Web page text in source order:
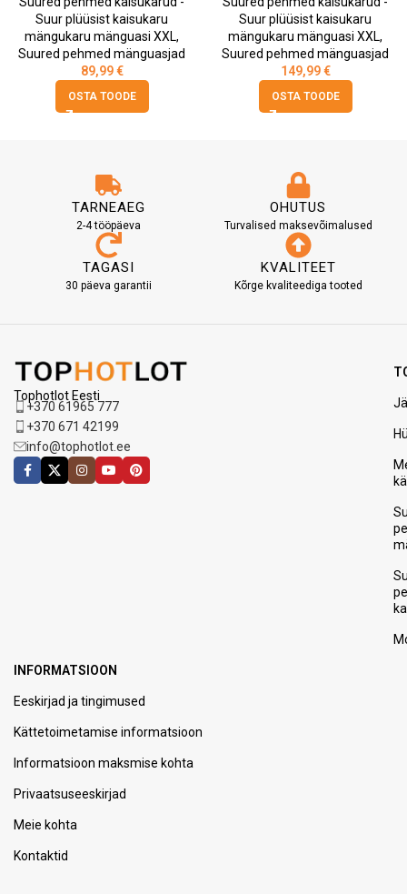
Suur plüüsist kaisukaru
mängukaru mänguasi XXL,
Suured pehmed mänguasjad
89,99€
OSTA TOODE
Suur plüüsist kaisukaru
mängukaru mänguasi XXL,
Suured pehmed mänguasjad
149,99€
OSTA TOODE
TARNEAEG
2-4 tööpäeva
OHUTUS
Turvalised maksevõimalused
TAGASI
30 päeva garantii
KVALITEET
Kõrge kvaliteediga tooted
Tophotlot Eesti
+370 61965 777
+370 671 42199
info@tophotlot.ee
INFORMATSIOON
Eeskirjad ja tingimused
Kättetoimetamise informatsioon
Informatsioon maksmise kohta
Privaatsuseeskirjad
Meie kohta
Kontaktid